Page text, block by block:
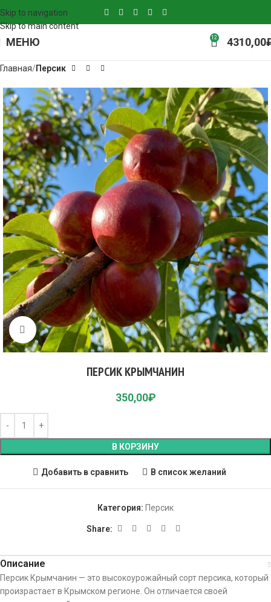
Skip to navigation
Skip to main content
МЕНЮ 12 4310,00
Главная Персик
Click to enlarge
ПЕРСИК КРЫМЧАНИН
350,00₽
В КОРЗИНУ
Добавить в сравнить В список желаний
Категория: Персик
Share:
Описание
Персик Крымчанин — это высокоурожайный сорт персика, который
произрастает в Крымском регионе. Он отличается своей